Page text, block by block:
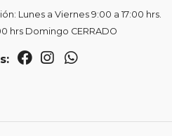
Lunes a Viernes 9:00 a 17:00 hrs.
hrs Domingo CERRADO